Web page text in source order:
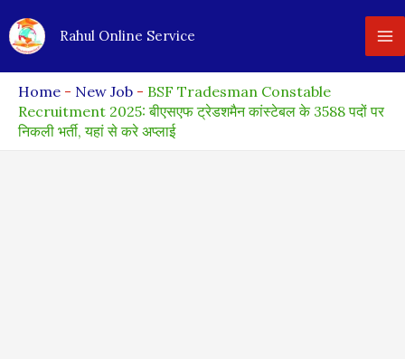
to
Rahul Online Service
Home - New Job - BSF Tradesman Constable
Recruitment 2025: बीएसएफ ट्रेडशमैन कांस्टेबल के 3588 पदों पर
निकली भर्ती, यहां से करे अप्लाई